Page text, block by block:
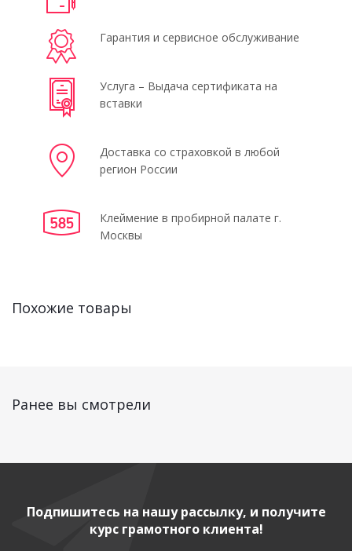
Гарантия и сервисное обслуживание
Услуга – Выдача сертификата на
вставки
Доставка со страховкой в любой
регион России
Клеймение в пробирной палате г.
Москвы
Похожие товары
Ранее вы смотрели
Подпишитесь на нашу рассылку, и получите
курс грамотного клиента!